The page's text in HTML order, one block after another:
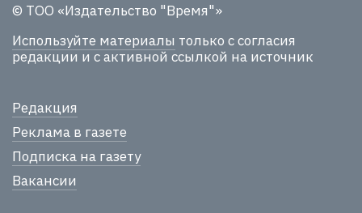
© ТОО «Издательство "Время"»
Используйте материалы только с согласия
редакции и с активной ссылкой на источник
Редакция
Реклама в газете
Подписка на газету
Вакансии